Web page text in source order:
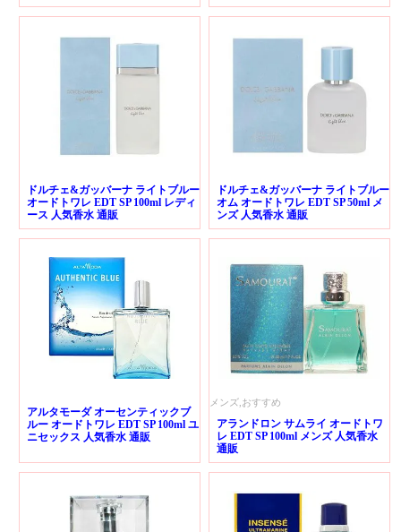
ドルチェ&ガッバーナ ライトブルー
オードトワレ EDT SP 100ml レディ
ース 人気香水 通販
ドルチェ&ガッバーナ ライトブルー
オム オードトワレ EDT SP 50ml メ
ンズ 人気香水 通販
アルタモーダ オーセンティックブ
ルー オードトワレ EDT SP 100ml ユ
ニセックス 人気香水 通販
メンズ,おすすめ
アランドロン サムライ オードトワ
レ EDT SP 100ml メンズ 人気香水
通販